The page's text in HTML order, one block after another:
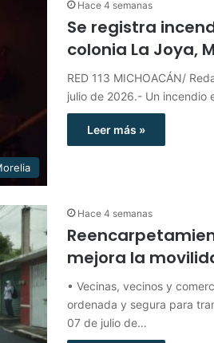
Hace 4 semanas
Se registra
colonia La Joya,
RED 113 MICHOACÁN/
julio de 2026.- Un incendio
Leer más »
Hace 4 semanas
mejora la
• Vecinas, vecinos y
ordenada y segura para
07 de julio de…